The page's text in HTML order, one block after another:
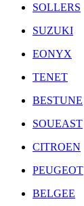
SOLLERS
SUZUKI
EONYX
TENET
BESTUNE
SOUEAST
CITROEN
PEUGEOT
BELGEE